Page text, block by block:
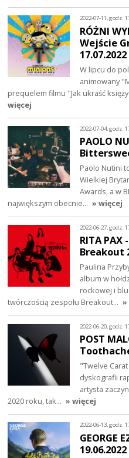
2022-07-11, godz.
RÓŻNI
Wejście
17.07.2022
W lipcu do
animowany
prequelem filmu "Jak ukraść
więcej
2022-07-04, godz.
PAOLO
Paolo Nutini
Wielkiej
Awards, a w
największym obecnie… » więcej
2022-06-27, godz.
RITA
Breakout
Paulina
album w
rockowej i
twórczością zespołu Breakout… »
2022-06-20, godz.
POST
"Twelve
dyskografii
artysta
2020 roku, tak… » więcej
2022-06-13, godz.
GEORGE
19.06.2022